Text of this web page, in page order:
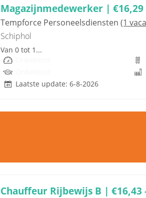
Magazijnmedewerker | €16,29
Tempforce Personeelsdiensten (1
Schiphol
Van 0 tot 1...
Laatste update: 6-8-2026
Chauffeur Rijbewijs B | €16,43